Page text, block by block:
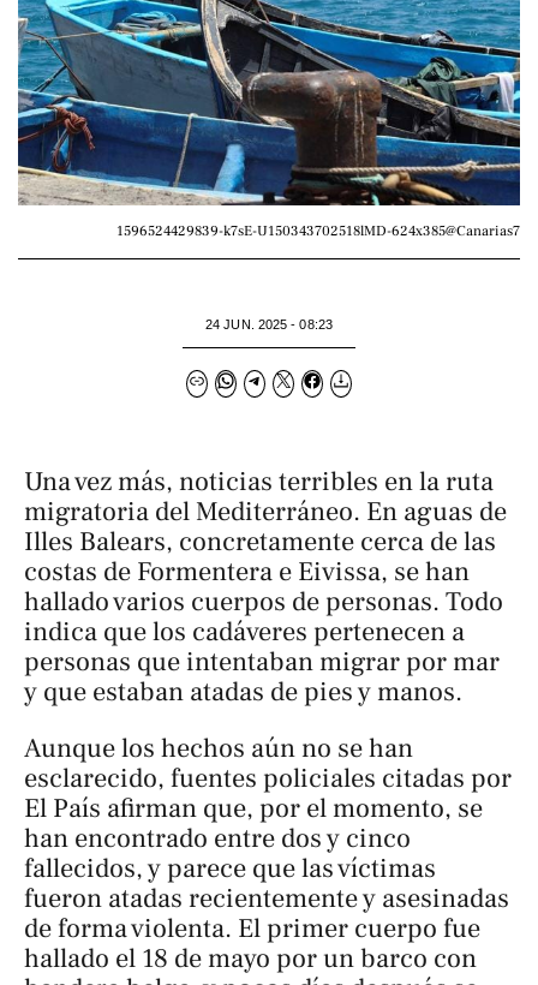
1596524429839-k7sE-U150343702518lMD-624x385@Canarias7
24 JUN. 2025 - 08:23
Una vez más, noticias terribles en la ruta
migratoria del Mediterráneo. En aguas de
Illes Balears, concretamente cerca de las
costas de Formentera e Eivissa, se han
hallado varios cuerpos de personas. Todo
indica que los cadáveres pertenecen a
personas que intentaban migrar por mar
y que estaban atadas de pies y manos.
Aunque los hechos aún no se han
esclarecido, fuentes policiales citadas por
El País afirman que, por el momento, se
han encontrado entre dos y cinco
fallecidos, y parece que las víctimas
fueron atadas recientemente y asesinadas
de forma violenta. El primer cuerpo fue
hallado el 18 de mayo por un barco con